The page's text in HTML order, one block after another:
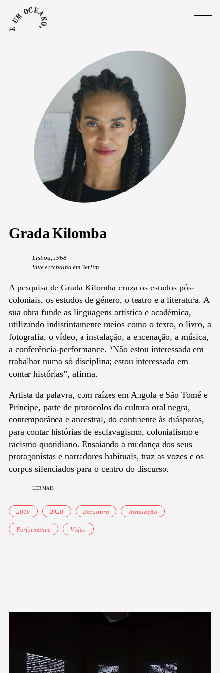
Grada Kilomba
Lisboa, 1968
Vive e trabalha em Berlim
A pesquisa de Grada Kilomba cruza os estudos pós-
coloniais, os estudos de género, o teatro e a literatura. A
sua obra funde as linguagens artística e académica,
utilizando indistintamente meios como o texto, o livro, a
fotografia, o vídeo, a instalação, a encenação, a música,
a conferência-performance. “Não estou interessada em
trabalhar numa só disciplina; estou interessada em
contar histórias”, afirma.
Artista da palavra, com raízes em Angola e São Tomé e
Príncipe, parte de protocolos da cultura oral negra,
contemporânea e ancestral, do continente às diásporas,
para contar histórias de esclavagismo, colonialismo e
racismo quotidiano. Ensaiando a mudança dos seus
protagonistas e narradores habituais, traz as vozes e os
corpos silenciados para o centro do discurso.
ler mais
2010 2020 Escultura Instalação
Performance Vídeo